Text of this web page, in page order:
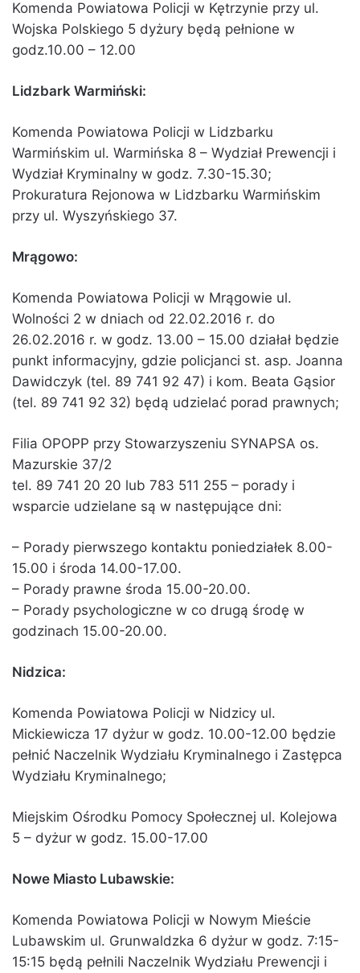
Komenda Powiatowa Policji w Kętrzynie przy ul.
Wojska Polskiego 5 dyżury będą pełnione w
godz.10.00 – 12.00
Lidzbark Warmiński:
Komenda Powiatowa Policji w Lidzbarku
Warmińskim ul. Warmińska 8 – Wydział Prewencji i
Wydział Kryminalny w godz. 7.30-15.30;
Prokuratura Rejonowa w Lidzbarku Warmińskim
przy ul. Wyszyńskiego 37.
Mrągowo:
Komenda Powiatowa Policji w Mrągowie ul.
Wolności 2 w dniach od 22.02.2016 r. do
26.02.2016 r. w godz. 13.00 – 15.00 działał będzie
punkt informacyjny, gdzie policjanci st. asp. Joanna
Dawidczyk (tel. 89 741 92 47) i kom. Beata Gąsior
(tel. 89 741 92 32) będą udzielać porad prawnych;
Filia OPOPP przy Stowarzyszeniu SYNAPSA os.
Mazurskie 37/2
tel. 89 741 20 20 lub 783 511 255 – porady i
wsparcie udzielane są w następujące dni:
– Porady pierwszego kontaktu poniedziałek 8.00-
15.00 i środa 14.00-17.00.
– Porady prawne środa 15.00-20.00.
– Porady psychologiczne w co drugą środę w
godzinach 15.00-20.00.
Nidzica:
Komenda Powiatowa Policji w Nidzicy ul.
Mickiewicza 17 dyżur w godz. 10.00-12.00 będzie
pełnić Naczelnik Wydziału Kryminalnego i Zastępca
Wydziału Kryminalnego;
Miejskim Ośrodku Pomocy Społecznej ul. Kolejowa
5 – dyżur w godz. 15.00-17.00
Nowe Miasto Lubawskie:
Komenda Powiatowa Policji w Nowym Mieście
Lubawskim ul. Grunwaldzka 6 dyżur w godz. 7:15-
15:15 będą pełnili Naczelnik Wydziału Prewencji i